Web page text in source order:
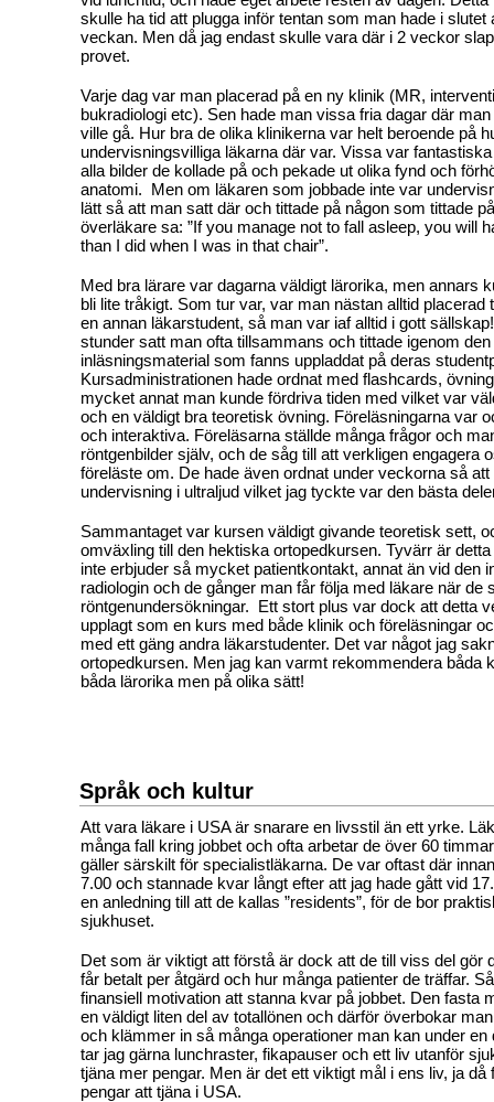
skulle ha tid att plugga inför tentan som man hade i slutet
veckan. Men då jag endast skulle vara där i 2 veckor
provet.
Varje dag var man placerad på en ny klinik (MR,
bukradiologi etc). Sen hade man vissa fria dagar där
ville gå. Hur bra de olika klinikerna var helt beroende på
undervisningsvilliga läkarna där var. Vissa var
alla bilder de kollade på och pekade ut olika fynd och
anatomi. Men om läkaren som jobbade inte var
lätt så att man satt där och tittade på någon som tittade
överläkare sa: ”If you manage not to fall asleep, you will
than I did when I was in that chair”.
Med bra lärare var dagarna väldigt lärorika, men annars
bli lite tråkigt. Som tur var, var man nästan alltid placerad
en annan läkarstudent, så man var iaf alltid i gott
stunder satt man ofta tillsammans och tittade igenom
inläsningsmaterial som fanns uppladdat på deras
Kursadministrationen hade ordnat med flashcards,
mycket annat man kunde fördriva tiden med vilket var
och en väldigt bra teoretisk övning. Föreläsningarna var
och interaktiva. Föreläsarna ställde många frågor och
röntgenbilder själv, och de såg till att verkligen engagera
föreläste om. De hade även ordnat under veckorna så
undervisning i ultraljud vilket jag tyckte var den bästa
Sammantaget var kursen väldigt givande teoretisk sett,
omväxling till den hektiska ortopedkursen. Tyvärr är
inte erbjuder så mycket patientkontakt, annat än vid den
radiologin och de gånger man får följa med läkare när de
röntgenundersökningar. Ett stort plus var dock att detta
upplagt som en kurs med både klinik och föreläsningar
med ett gäng andra läkarstudenter. Det var något jag
ortopedkursen. Men jag kan varmt rekommendera båda
båda lärorika men på olika sätt!
Språk och kultur
Att vara läkare i USA är snarare en livsstil än ett yrke.
många fall kring jobbet och ofta arbetar de över 60
gäller särskilt för specialistläkarna. De var oftast där
7.00 och stannade kvar långt efter att jag hade gått vid
en anledning till att de kallas ”residents”, för de bor
sjukhuset.
Det som är viktigt att förstå är dock att de till viss del gör
får betalt per åtgärd och hur många patienter de träffar.
finansiell motivation att stanna kvar på jobbet. Den fasta
en väldigt liten del av totallönen och därför överbokar
och klämmer in så många operationer man kan under en
tar jag gärna lunchraster, fikapauser och ett liv utanför
tjäna mer pengar. Men är det ett viktigt mål i ens liv, ja
pengar att tjäna i USA.